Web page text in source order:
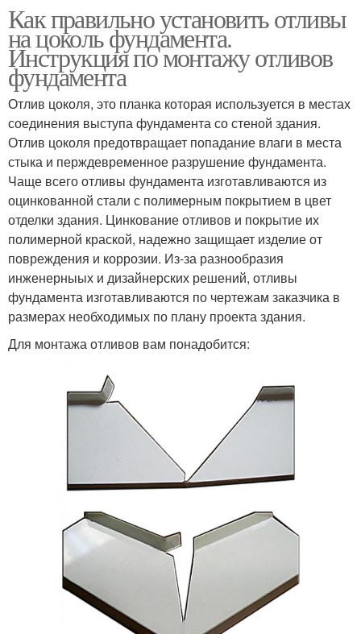
Как правильно установить отливы
на цоколь фундамента.
Инструкция по монтажу отливов
фундамента
Отлив цоколя, это планка которая используется в местах
соединения выступа фундамента со стеной здания.
Отлив цоколя предотвращает попадание влаги в места
стыка и перждевременное разрушение фундамента.
Чаще всего отливы фундамента изготавливаются из
оцинкованной стали с полимерным покрытием в цвет
отделки здания. Цинкование отливов и покрытие их
полимерной краской, надежно защищает изделие от
повреждения и коррозии. Из-за разнообразия
инженерныых и дизайнерских решений, отливы
фундамента изготавливаются по чертежам заказчика в
размерах необходимых по плану проекта здания.
Для монтажа отливов вам понадобится: